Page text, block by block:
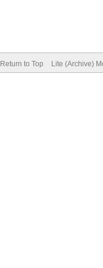
Return to Top Lite (Archive)